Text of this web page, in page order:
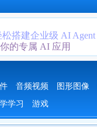
搭建企业级 AI Agent
的专属 AI 应用
音频视频 图形图像
学习 游戏